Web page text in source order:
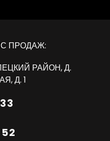
ПРОДАЖ:
РАЙОН, Д.
Д. 1